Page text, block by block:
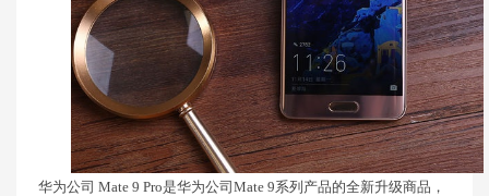
华为公司 Mate 9 Pro是华为公司Mate 9系列产品的全新升级商品，